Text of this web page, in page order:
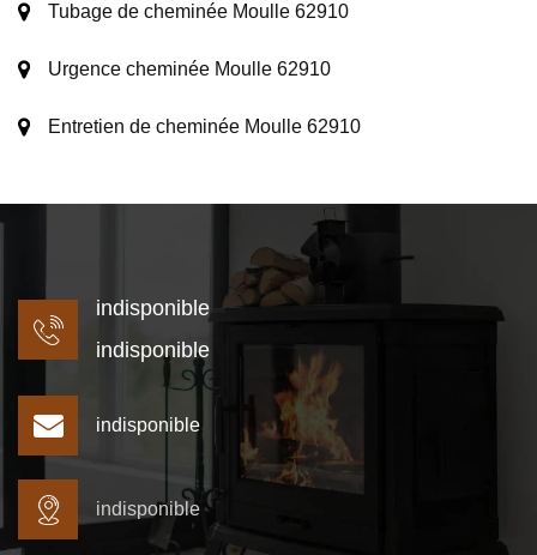
Tubage de cheminée Moulle 62910
Urgence cheminée Moulle 62910
Entretien de cheminée Moulle 62910
indisponible
indisponible
indisponible
indisponible